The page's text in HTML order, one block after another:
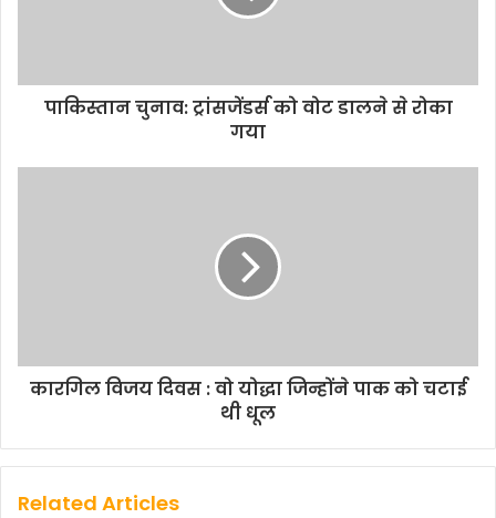
पाकिस्तान चुनाव: ट्रांसजेंडर्स को वोट डालने से रोका
गया
कारगिल विजय दिवस : वो योद्धा जिन्होंने पाक को चटाई
थी धूल
Related Articles